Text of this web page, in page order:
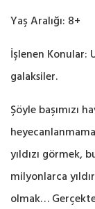
Yaş Aralığı: 8+
İşlenen Konular:
galaksiler.
Şöyle başımızı
yıldızı görmek,
milyonlarca
olmak…